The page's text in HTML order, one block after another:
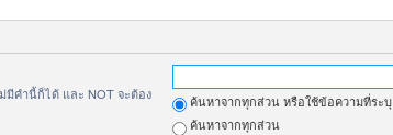
มีคำนี้ก็ได้ และ NOT จะต้อง
ค้นหาจากทุกส่วน หรือใช้ข้อความที่ระบุ
ค้นหาจากทุกส่วน